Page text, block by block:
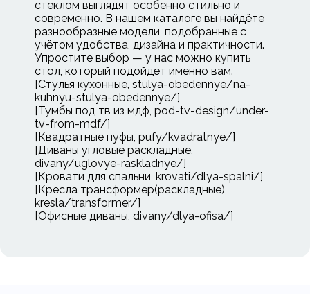
стеклом выглядят особенно стильно и
современно. В нашем каталоге вы найдёте
разнообразные модели, подобранные с
учётом удобства, дизайна и практичности.
Упростите выбор — у нас можно купить
стол, который подойдёт именно вам.
[Стулья кухонные, stulya-obedennye/na-
kuhnyu-stulya-obedennye/]
[Тумбы под тв из мдф, pod-tv-design/under-
tv-from-mdf/]
[Квадратные пуфы, pufy/kvadratnye/]
[Диваны угловые раскладные,
divany/uglovye-raskladnye/]
[Кровати для спальни, krovati/dlya-spalni/]
[Кресла трансформер(раскладные),
kresla/transformer/]
[Офисные диваны, divany/dlya-ofisa/]